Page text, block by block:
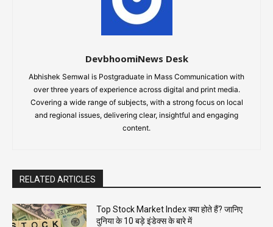
DevbhoomiNews Desk
Abhishek Semwal is Postgraduate in Mass Communication with
over three years of experience across digital and print media.
Covering a wide range of subjects, with a strong focus on local
and regional issues, delivering clear, insightful and engaging
content.
RELATED ARTICLES
Top Stock Market Index क्या होते हैं? जानिए
दुनिया के 10 बड़े इंडेक्स के बारे में